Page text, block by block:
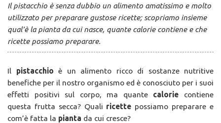
Il pistacchio è senza dubbio un alimento amatissimo e molto
utilizzato per preparare gustose ricette; scopriamo insieme
qual’è la pianta da cui nasce, quante calorie contiene e che
ricette possiamo preparare.
Il pistacchio è un alimento ricco di sostanze nutritive
benefiche per il nostro organismo ed è conosciuto per i suoi
effetti positivi sul corpo, ma quante calorie contiene
questa frutta secca? Quali ricette possiamo preparare e
com’è fatta la pianta da cui cresce?